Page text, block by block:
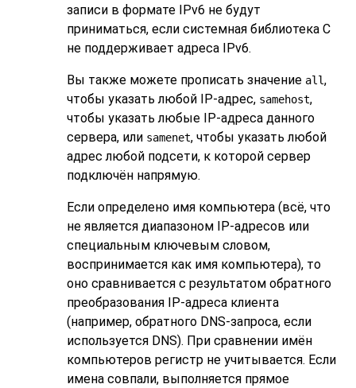
записи в формате IPv6 не будут
приниматься, если системная библиотека С
не поддерживает адреса IPv6.
Вы также можете прописать значение all,
чтобы указать любой IP-адрес, samehost,
чтобы указать любые IP-адреса данного
сервера, или samenet, чтобы указать любой
адрес любой подсети, к которой сервер
подключён напрямую.
Если определено имя компьютера (всё, что
не является диапазоном IP-адресов или
специальным ключевым словом,
воспринимается как имя компьютера), то
оно сравнивается с результатом обратного
преобразования IP-адреса клиента
(например, обратного DNS-запроса, если
используется DNS). При сравнении имён
компьютеров регистр не учитывается. Если
имена совпали, выполняется прямое